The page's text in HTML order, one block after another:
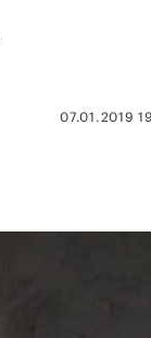
07.01.2019